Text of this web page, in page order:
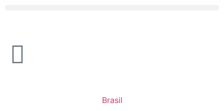
Brasil